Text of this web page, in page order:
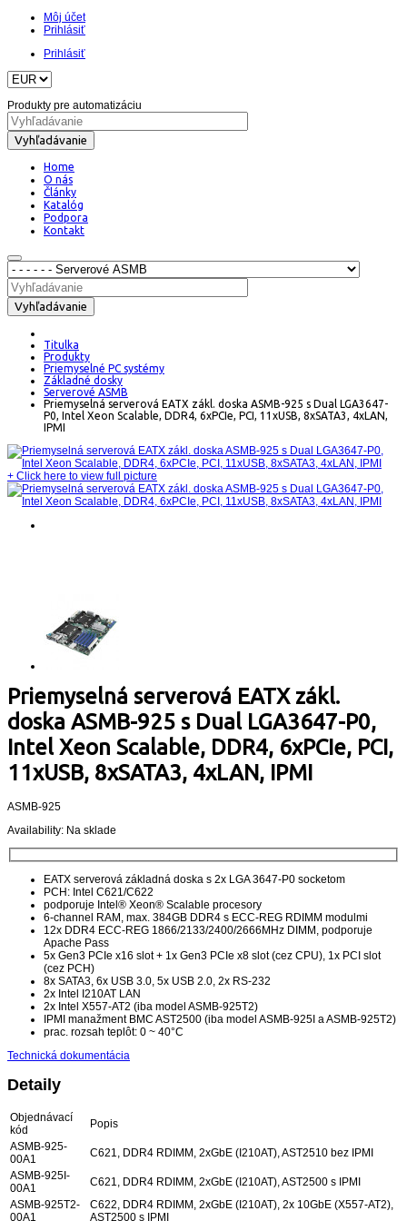
Môj účet
Prihlásiť
Prihlásiť
Produkty pre automatizáciu
Vyhľadávanie
Home
O nás
Články
Katalóg
Podpora
Kontakt
Vyhľadávanie
Titulka
Produkty
Priemyselné PC systémy
Základné dosky
Serverové ASMB
Priemyselná serverová EATX zákl. doska ASMB-925 s Dual LGA3647-
P0, Intel Xeon Scalable, DDR4, 6xPCIe, PCI, 11xUSB, 8xSATA3, 4xLAN,
IPMI
+ Click here to view full picture
Priemyselná serverová EATX zákl.
doska ASMB-925 s Dual LGA3647-P0,
Intel Xeon Scalable, DDR4, 6xPCIe, PCI,
11xUSB, 8xSATA3, 4xLAN, IPMI
ASMB-925
Availability: Na sklade
EATX serverová základná doska s 2x LGA 3647-P0 socketom
PCH: Intel C621/C622
podporuje Intel® Xeon® Scalable procesory
6-channel RAM, max. 384GB DDR4 s ECC-REG RDIMM modulmi
12x DDR4 ECC-REG 1866/2133/2400/2666MHz DIMM, podporuje
Apache Pass
5x Gen3 PCIe x16 slot + 1x Gen3 PCIe x8 slot (cez CPU), 1x PCI slot
(cez PCH)
8x SATA3, 6x USB 3.0, 5x USB 2.0, 2x RS-232
2x Intel I210AT LAN
2x Intel X557-AT2 (iba model ASMB-925T2)
IPMI manažment BMC AST2500 (iba model ASMB-925I a ASMB-925T2)
prac. rozsah teplôt: 0 ~ 40°C
Technická dokumentácia
Detaily
Objednávací
kód
Popis
ASMB-925-
00A1
C621, DDR4 RDIMM, 2xGbE (I210AT), AST2510 bez IPMI
ASMB-925I-
00A1
C621, DDR4 RDIMM, 2xGbE (I210AT), AST2500 s IPMI
ASMB-925T2-
00A1
C622, DDR4 RDIMM, 2xGbE (I210AT), 2x 10GbE (X557-AT2),
AST2500 s IPMI